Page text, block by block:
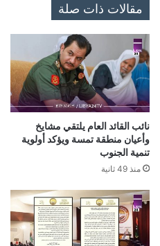
مقالات ذات صلة
نائب القائد العام يلتقي مشايخ
وأعيان منطقة تمسة ويؤكد أولوية
تنمية الجنوب
منذ 49 ثانية